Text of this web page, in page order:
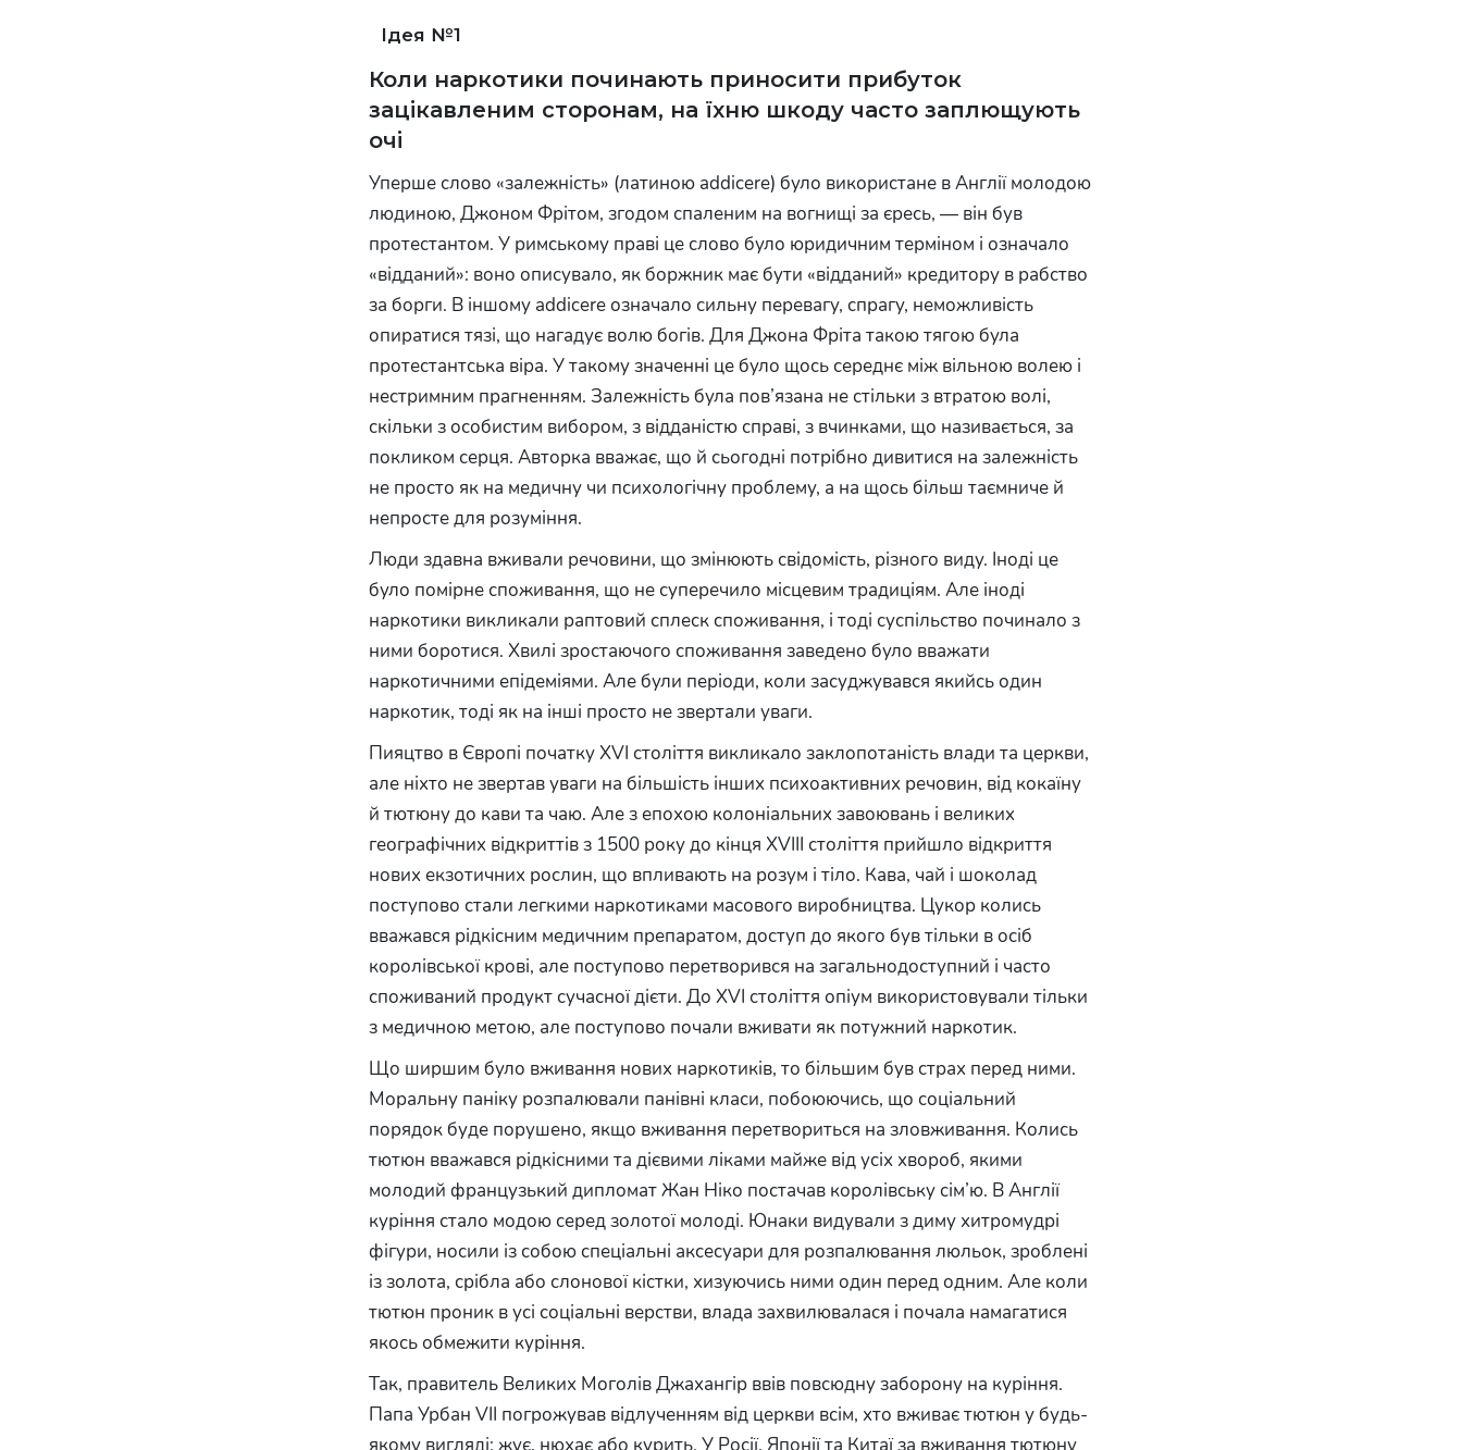
1
Коли наркотики починають приносити прибуток
зацікавленим сторонам, на їхню шкоду часто заплющують
очі
Уперше слово «залежність» (латиною addicere) було використане в Англії молодою
людиною, Джоном Фрітом, згодом спаленим на вогнищі за єресь, — він був
протестантом. У римському праві це слово було юридичним терміном і означало
«відданий»: воно описувало, як боржник має бути «відданий» кредитору в рабство
за борги. В іншому addicere означало сильну перевагу, спрагу, неможливість
опиратися тязі, що нагадує волю богів. Для Джона Фріта такою тягою була
протестантська віра. У такому значенні це було щось середнє між вільною волею і
нестримним прагненням. Залежність була пов’язана не стільки з втратою волі,
скільки з особистим вибором, з відданістю справі, з вчинками, що називається, за
покликом серця. Авторка вважає, що й сьогодні потрібно дивитися на залежність
не просто як на медичну чи психологічну проблему, а на щось більш таємниче й
непросте для розуміння.
Люди здавна вживали речовини, що змінюють свідомість, різного виду. Іноді це
було помірне споживання, що не суперечило місцевим традиціям. Але іноді
наркотики викликали раптовий сплеск споживання, і тоді суспільство починало з
ними боротися. Хвилі зростаючого споживання заведено було вважати
наркотичними епідеміями. Але були періоди, коли засуджувався якийсь один
наркотик, тоді як на інші просто не звертали уваги.
Пияцтво в Європі початку XVI століття викликало заклопотаність влади та церкви,
але ніхто не звертав уваги на більшість інших психоактивних речовин, від кокаїну
й тютюну до кави та чаю. Але з епохою колоніальних завоювань і великих
географічних відкриттів з 1500 року до кінця XVIII століття прийшло відкриття
нових екзотичних рослин, що впливають на розум і тіло. Кава, чай і шоколад
поступово стали легкими наркотиками масового виробництва. Цукор колись
вважався рідкісним медичним препаратом, доступ до якого був тільки в осіб
королівської крові, але поступово перетворився на загальнодоступний і часто
споживаний продукт сучасної дієти. До XVI століття опіум використовували тільки
з медичною метою, але поступово почали вживати як потужний наркотик.
Що ширшим було вживання нових наркотиків, то більшим був страх перед ними.
Моральну паніку розпалювали панівні класи, побоюючись, що соціальний
порядок буде порушено, якщо вживання перетвориться на зловживання. Колись
тютюн вважався рідкісними та дієвими ліками майже від усіх хвороб, якими
молодий французький дипломат Жан Ніко постачав королівську сім’ю. В Англії
куріння стало модою серед золотої молоді. Юнаки видували з диму хитромудрі
фігури, носили із собою спеціальні аксесуари для розпалювання люльок, зроблені
із золота, срібла або слонової кістки, хизуючись ними один перед одним. Але коли
тютюн проник в усі соціальні верстви, влада захвилювалася і почала намагатися
якось обмежити куріння.
Так, правитель Великих Моголів Джахангір ввів повсюдну заборону на куріння.
Папа Урбан VII погрожував відлученням від церкви всім, хто вживає тютюн у будь-